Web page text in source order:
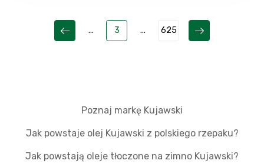
... 3 ... 625
Poznaj markę Kujawski
Jak powstaje olej Kujawski z polskiego rzepaku?
Jak powstają oleje tłoczone na zimno Kujawski?